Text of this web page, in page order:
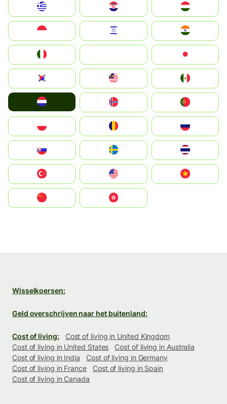
Magyarország
South Korea
United States
中國香港特別行政區
Wisselkoersen:
Geld overschrijven naar het buitenland:
Cost of living:
Cost of living in United Kingdom
Cost of living in United States
Cost of living in Australia
Cost of living in India
Cost of living in Germany
Cost of living in France
Cost of living in Spain
Cost of living in Canada